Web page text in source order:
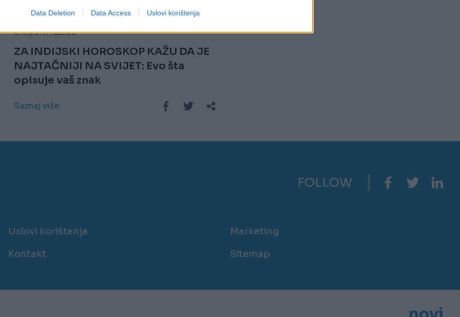
functionality and fraud prevention, and other user protection.
Data Deletion Data Access Uslovi korištenja
04.09.17. 22:36
ZA INDIJSKI HOROSKOP KAŽU DA JE
NAJTAČNIJI NA SVIJET: Evo šta
opisuje vaš znak
Saznaj više
FOLLOW
Uslovi korištenja
Marketing
Kontakt Sitemap